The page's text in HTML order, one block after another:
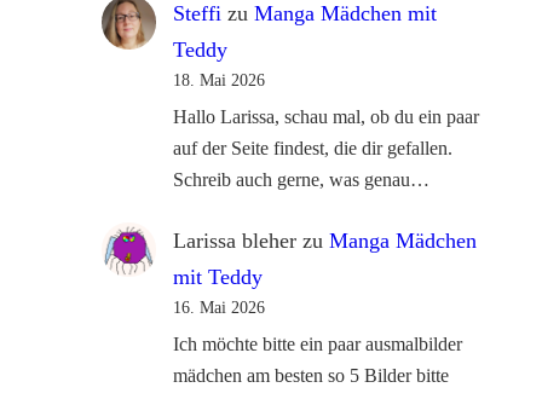
Steffizu Manga Mädchen mit
Teddy
18. Mai 2026
Hallo Larissa, schau mal, ob du ein paar
auf der Seite findest, die dir gefallen.
Schreib auch gerne, was genau…
Larissa bleherzu Manga Mädchen
mit Teddy
16. Mai 2026
Ich möchte bitte ein paar ausmalbilder
mädchen am besten so 5 Bilder bitte